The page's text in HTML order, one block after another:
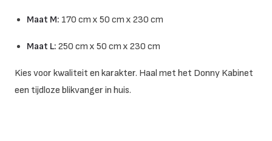
Maat M: 170 cm x 50 cm x 230 cm
Maat L: 250 cm x 50 cm x 230 cm
Kies voor kwaliteit en karakter. Haal met het Donny Kabinet
een tijdloze blikvanger in huis.